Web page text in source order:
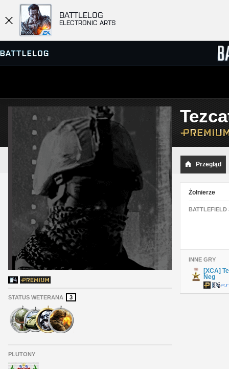
BATTLELOG
ELECTRONIC ARTS
PRZEGLĄDARKA SERWERÓW
STATUS WETERANA 3
PLUTONY
Przegląd
Żołnierze
BATTLEFIELD
INNE GRY
[XCA]
Neg